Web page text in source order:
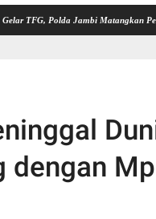
Jambi Matangkan Pengamanan
dengan